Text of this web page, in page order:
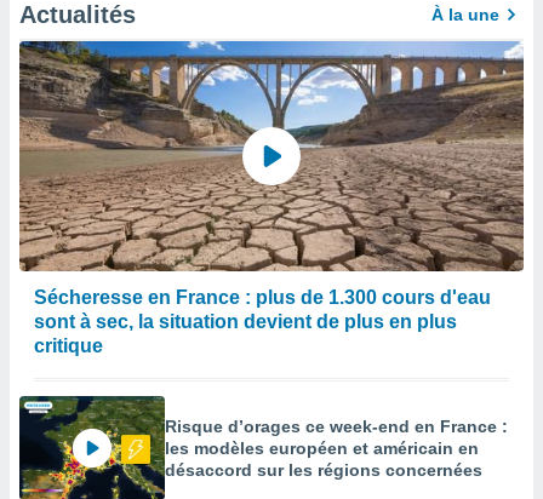
Actualités À la une
Sécheresse en France : plus de 1.300 cours d'eau
sont à sec, la situation devient de plus en plus
critique
Risque d’orages ce week-end en France :
les modèles européen et américain en
désaccord sur les régions concernées